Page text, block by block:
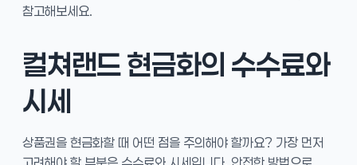
참고해보세요.
컬쳐랜드 현금화의 수수료와
시세
상품권을 현금화할 때 어떤 점을 주의해야 할까요? 가장 먼저